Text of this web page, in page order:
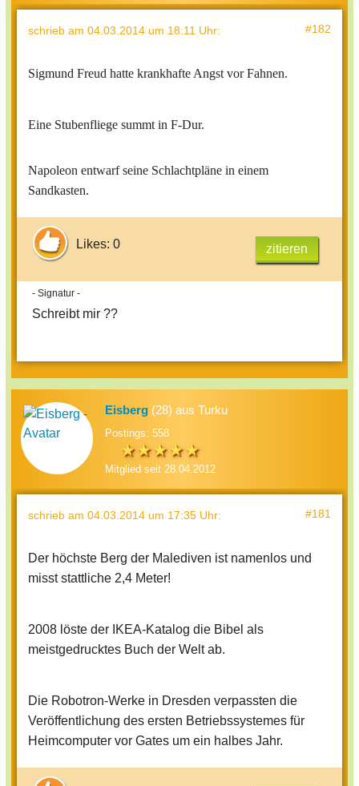
schrieb am 04.03.2014 um 18:11 Uhr: #182
Sigmund Freud hatte krankhafte Angst vor Fahnen.
Eine Stubenfliege summt in F-Dur.
Napoleon entwarf seine Schlachtpläne in einem
Sandkasten.
Likes: 0 zitieren
- Signatur -
Schreibt mir ??
Eisberg (28) aus Turku
Postings: 558
Mitglied seit 28.04.2012
schrieb am 04.03.2014 um 17:35 Uhr: #181
Der höchste Berg der Malediven ist namenlos und
misst stattliche 2,4 Meter!
2008 löste der IKEA-Katalog die Bibel als
meistgedrucktes Buch der Welt ab.
Die Robotron-Werke in Dresden verpassten die
Veröffentlichung des ersten Betriebssystemes für
Heimcomputer vor Gates um ein halbes Jahr.